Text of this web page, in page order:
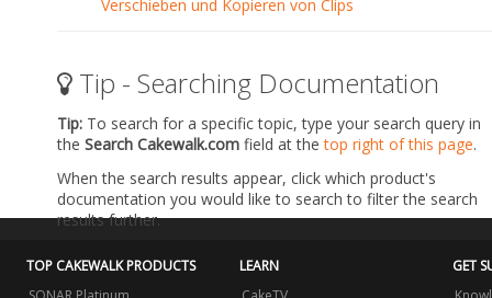
Verschieben und Kopieren von Clips
Tip - Searching Documentation
Tip: To search for a specific topic, type your search query in
the Search Cakewalk.com field at thetop right of this page.
When the search results appear, click which product's
documentation you would like to search to filter the search
results further.
TOP CAKEWALK PRODUCTS
LEARN
GET